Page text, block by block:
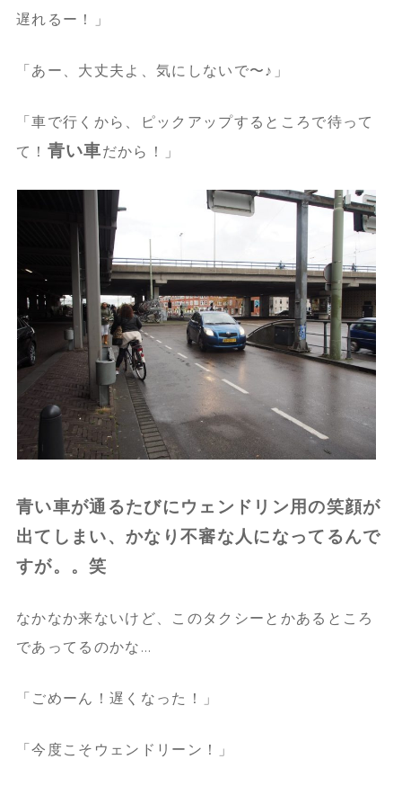
遅れるー！」
「あー、大丈夫よ、気にしないで〜♪」
「車で行くから、ピックアップするところで待って
て！ 青い車だから！」
青い車が通るたびにウェンドリン用の笑顔が
出てしまい、かなり不審な人になってるんで
すが。。笑
なかなか来ないけど、このタクシーとかあるところ
であってるのかな…
「ごめーん！遅くなった！」
「今度こそウェンドリーン！」